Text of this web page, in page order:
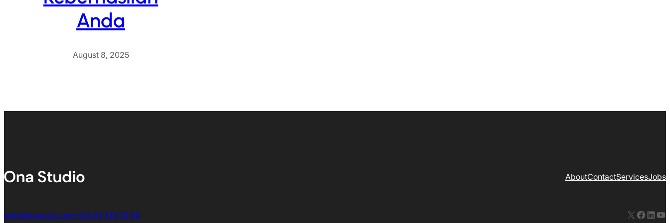
Anda
August 8, 2025
hello@support.com+64 93 310 70 50
AboutContactServicesJobs
X Facebook LinkedIn YouTube